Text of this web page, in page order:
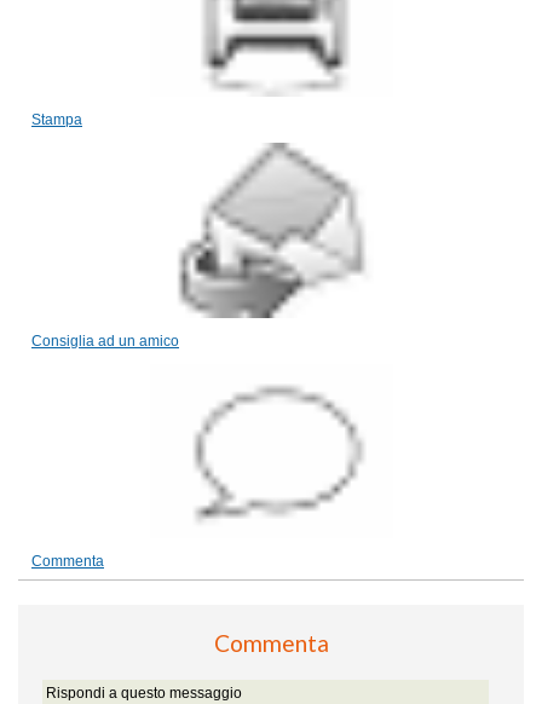
Stampa
Consiglia ad un amico
Commenta
Commenta
Rispondi a questo messaggio